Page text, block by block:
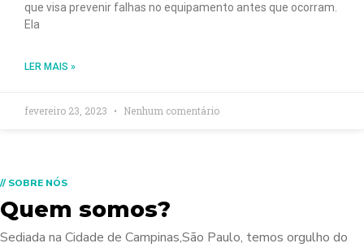
que visa prevenir falhas no equipamento antes que ocorram.
Ela
LER MAIS »
fevereiro 23, 2023 Nenhum comentário
// SOBRE NÓS
Quem somos?
Sediada na Cidade de Campinas,São Paulo, temos orgulho do